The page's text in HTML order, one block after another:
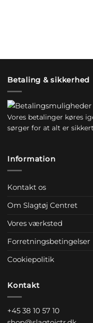
Betaling & sikkerhed
Vores betalinger køres
sørger for at alt er
Information
Kontakt os
Om Slagtøj Centret
Vores værksted
Forretningsbetingelser
Cookiepolitik
Kontakt
+45 38 10 57 10